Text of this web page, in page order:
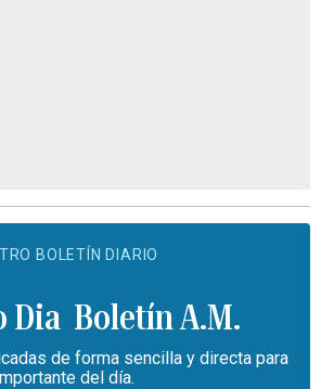
BOLETÍN DIARIO
Boletín A.M.
de forma sencilla y directa para
del día.